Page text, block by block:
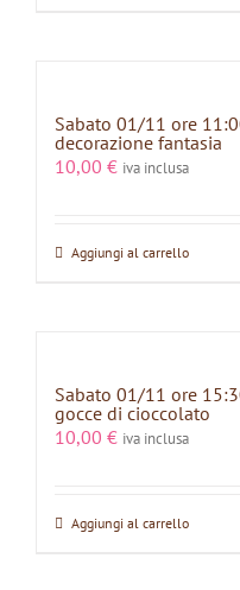
Sabato 01/11 ore
decorazione fantasia
10,00 € iva inclusa
Aggiungi al carrello
Sabato 01/11 ore
gocce di cioccolato
10,00 € iva inclusa
Aggiungi al carrello